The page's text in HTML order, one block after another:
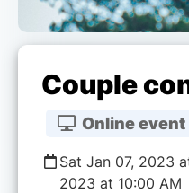
Couple
Online event
Sat Jan 07, 2023
2023 at 10:00 AM